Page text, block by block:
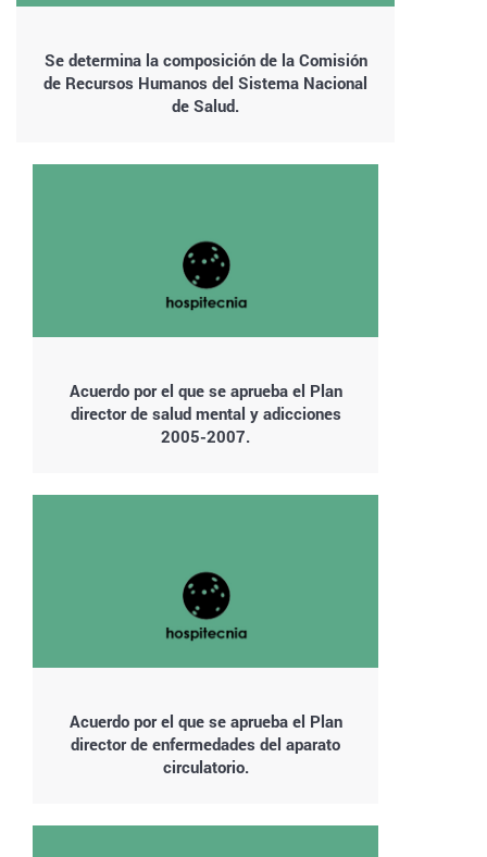
Se determina la composición de la Comisión
de Recursos Humanos del Sistema Nacional
de Salud.
Acuerdo por el que se aprueba el Plan
director de salud mental y adicciones
2005-2007.
Acuerdo por el que se aprueba el Plan
director de enfermedades del aparato
circulatorio.